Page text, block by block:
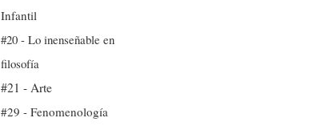
Infantil
#20 - Lo inenseñable en
filosofía
#21 - Arte
#29 - Fenomenología